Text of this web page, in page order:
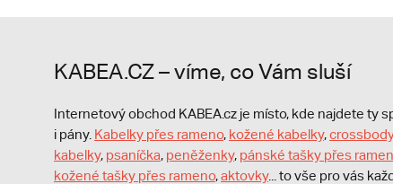
KABEA.CZ – víme, co Vám sluší
Internetový obchod KABEA.cz je místo, kde najdete ty
i pány. Kabelky přes rameno, kožené kabelky,
kabelky, psaníčka, peněženky, pánské tašky přes
kožené tašky přes rameno,aktovky... to vše pro vás